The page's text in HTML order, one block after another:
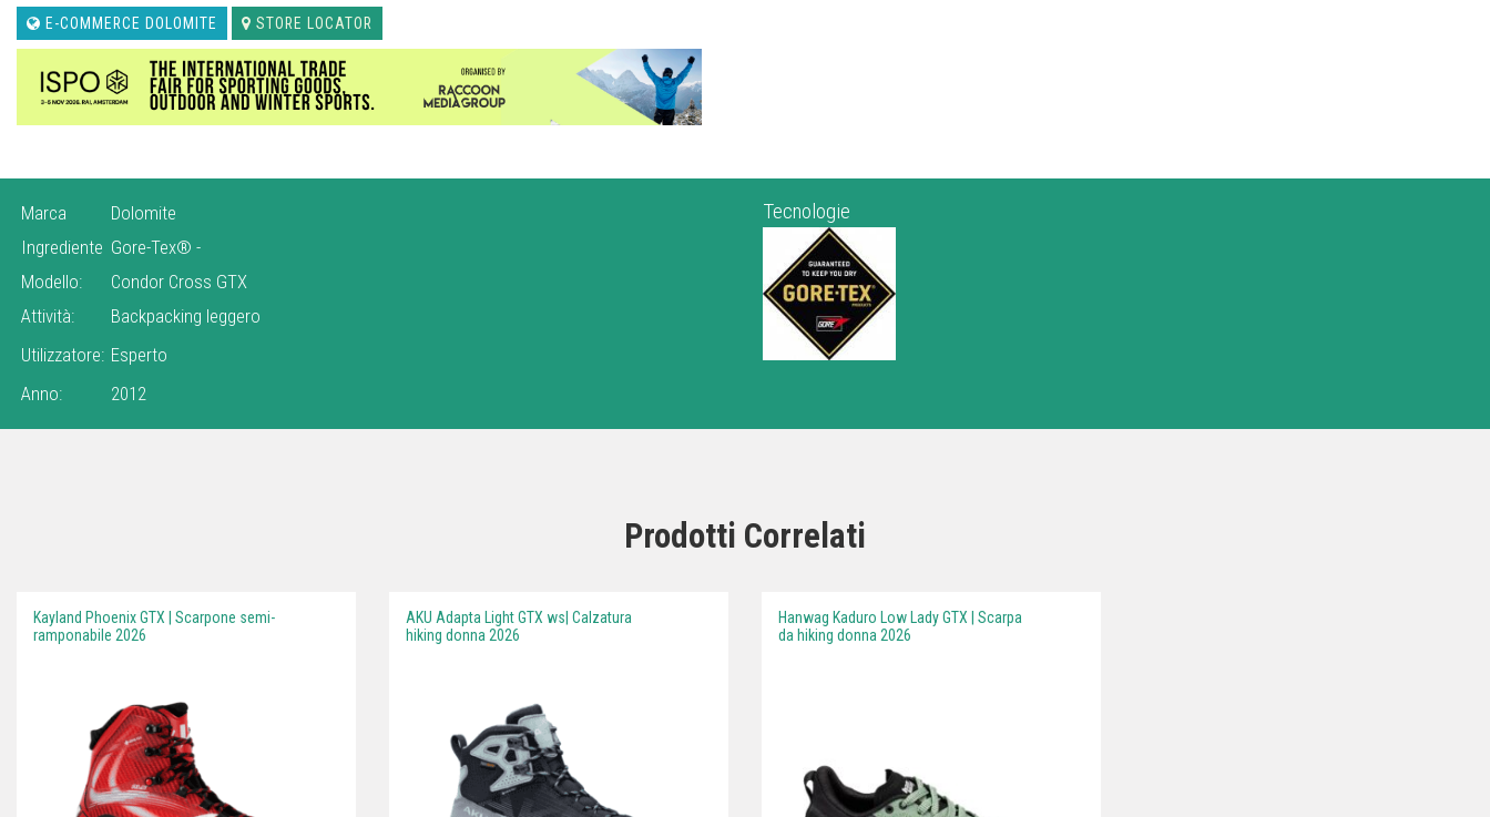
E-COMMERCE DOLOMITE STORE LOCATOR
Marca
Dolomite
Ingrediente Gore-Tex® -
Modello:
Condor Cross GTX
Attività:
Backpacking leggero
Utilizzatore: Esperto
Anno:
2012
Tecnologie
Prodotti Correlati
Kayland Phoenix GTX | Scarpone semi-
ramponabile 2026
AKU Adapta Light GTX ws| Calzatura
hiking donna 2026
Hanwag Kaduro Low Lady GTX | Scarpa
da hiking donna 2026